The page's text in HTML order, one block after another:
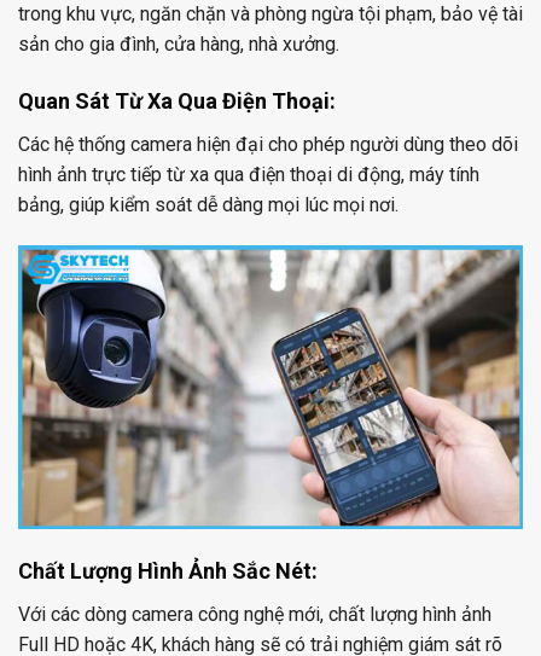
trong khu vực, ngăn chặn và phòng ngừa tội phạm, bảo vệ tài
sản cho gia đình, cửa hàng, nhà xưởng.
Quan Sát Từ Xa Qua Điện Thoại:
Các hệ thống camera hiện đại cho phép người dùng theo dõi
hình ảnh trực tiếp từ xa qua điện thoại di động, máy tính
bảng, giúp kiểm soát dễ dàng mọi lúc mọi nơi.
Chất Lượng Hình Ảnh Sắc Nét:
Với các dòng camera công nghệ mới, chất lượng hình ảnh
Full HD hoặc 4K, khách hàng sẽ có trải nghiệm giám sát rõ